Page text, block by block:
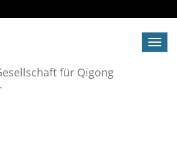
ein-/
für Qigong